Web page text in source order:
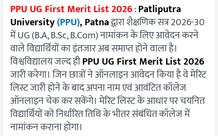
PPU UG First Merit List 2026:Patliputra
University(PPU), Patnaद्वारा शैक्षणिक सत्र 2026-30
में UG (B.A, B.Sc, B.Com) नामांकन के लिए आवेदन करने
वाले विद्यार्थियों का इंतजार अब समाप्त होने वाला है।
विश्वविद्यालय जल्द हीPPU UG First Merit List 2026
जारी करेगा। जिन छात्रों ने ऑनलाइन आवेदन किया है वे मेरिट
लिस्ट जारी होने के बाद अपना नाम एवं आवंटित कॉलेज
ऑनलाइन चेक कर सकेंगे। मेरिट लिस्ट के आधार पर चयनित
विद्यार्थियों को निर्धारित तिथि के भीतर संबंधित कॉलेज में
नामांकन कराना होगा।
जारी,
यहां
से
करें
डाउनलोड